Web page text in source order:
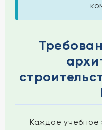
Каждое учебное